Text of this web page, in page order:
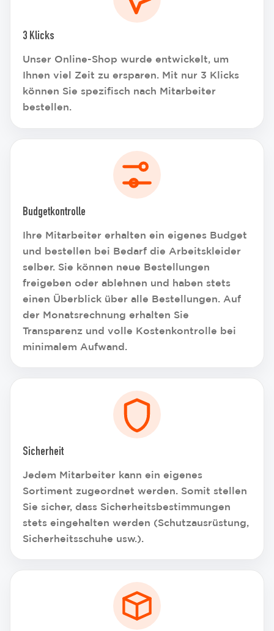
3 Klicks
Unser Online-Shop wurde entwickelt, um
Ihnen viel Zeit zu ersparen. Mit nur 3 Klicks
können Sie spezifisch nach Mitarbeiter
bestellen.
Budgetkontrolle
Ihre Mitarbeiter erhalten ein eigenes Budget
und bestellen bei Bedarf die Arbeitskleider
selber. Sie können neue Bestellungen
freigeben oder ablehnen und haben stets
einen Überblick über alle Bestellungen. Auf
der Monatsrechnung erhalten Sie
Transparenz und volle Kostenkontrolle bei
minimalem Aufwand.
Sicherheit
Jedem Mitarbeiter kann ein eigenes
Sortiment zugeordnet werden. Somit stellen
Sie sicher, dass Sicherheitsbestimmungen
stets eingehalten werden (Schutzausrüstung,
Sicherheitsschuhe usw.).